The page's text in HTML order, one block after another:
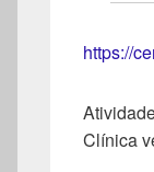
https://
Clínica